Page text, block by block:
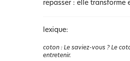
repasser : elle transforme
lexique:
coton : Le saviez-vous ? Le
entretenir.